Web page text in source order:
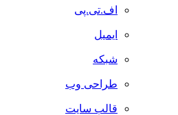
اف.تی.پی
ایمیل
شبکه
طراحی وب
قالب سایت